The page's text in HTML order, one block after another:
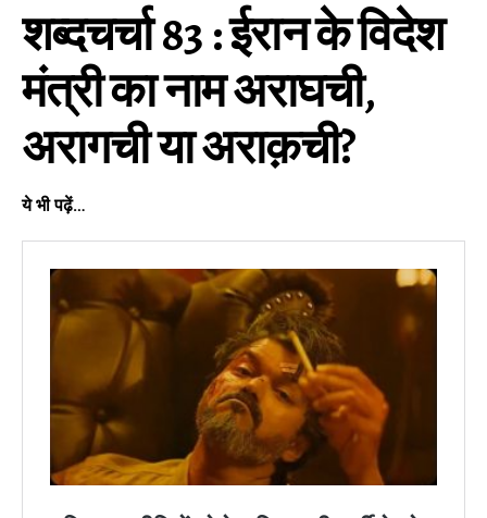
शब्दचर्चा 83 : ईरान के विदेश
मंत्री का नाम अराघची,
अरागची या अराक़ची?
ये भी पढ़ें…